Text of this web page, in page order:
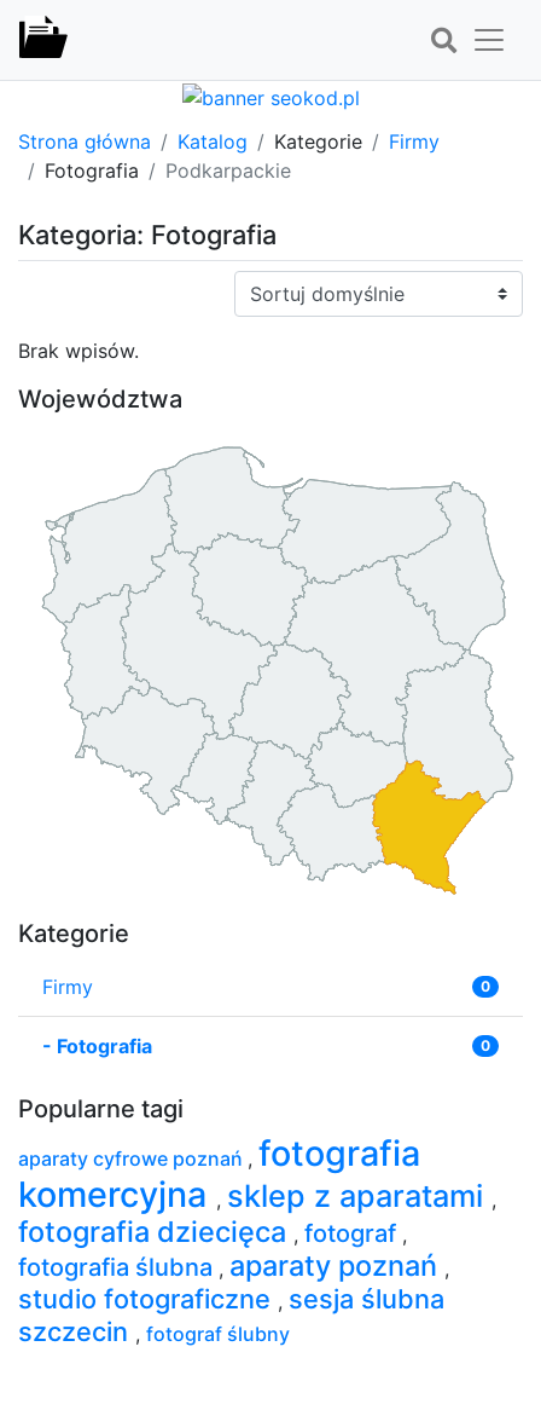
Strona główna Katalog Kategorie
Firmy
Fotografia
Podkarpackie
Kategoria: Fotografia
Sortuj:
Brak wpisów.
Województwa
Kategorie
Firmy 0
- Fotografia 0
Popularne tagi
aparaty cyfrowe poznań , fotografia
komercyjna , sklep z aparatami ,
fotografia dziecięca , fotograf ,
fotografia ślubna , aparaty poznań ,
studio fotograficzne , sesja ślubna
szczecin , fotograf ślubny